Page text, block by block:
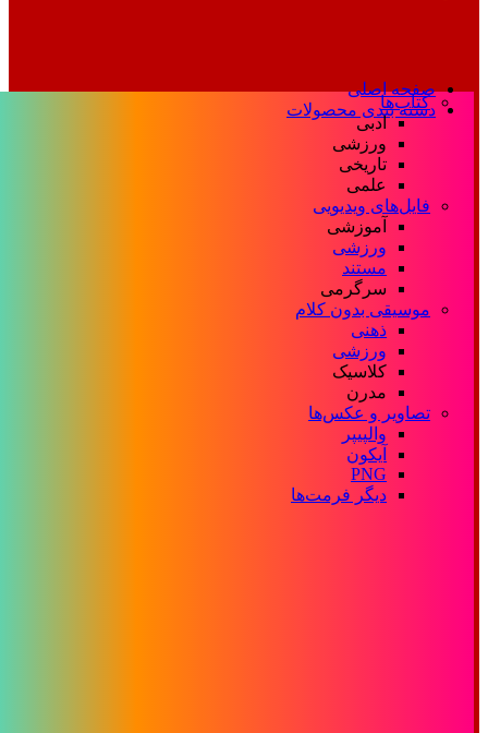
صفحه اصلی
دسته بندی محصولات
کتاب‌ها
ادبی
ورزشی
تاریخی
علمی
فایل‌های ویدیویی
آموزشی
ورزشی
مستند
سرگرمی
موسیقی بدون کلام
ذهنی
ورزشی
کلاسیک
مدرن
تصاویر و عکس‌ها
والپیپر
آیکون
PNG
دیگر فرمت‌ها